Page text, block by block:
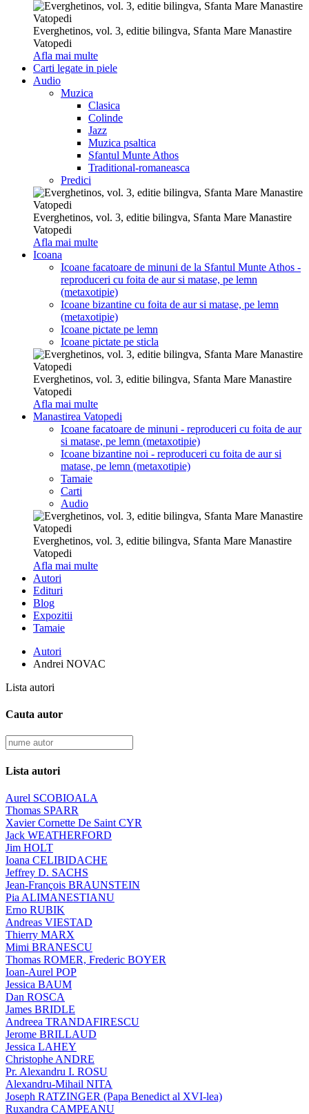
Everghetinos, vol. 3, editie bilingva, Sfanta Mare Manastire
Vatopedi
Afla mai multe
Carti legate in piele
Audio
Muzica
Clasica
Colinde
Jazz
Muzica psaltica
Sfantul Munte Athos
Traditional-romaneasca
Predici
Everghetinos, vol. 3, editie bilingva, Sfanta Mare Manastire
Vatopedi
Afla mai multe
Icoana
Icoane facatoare de minuni de la Sfantul Munte Athos -
reproduceri cu foita de aur si matase, pe lemn
(metaxotipie)
Icoane bizantine cu foita de aur si matase, pe lemn
(metaxotipie)
Icoane pictate pe lemn
Icoane pictate pe sticla
Everghetinos, vol. 3, editie bilingva, Sfanta Mare Manastire
Vatopedi
Afla mai multe
Manastirea Vatopedi
Icoane facatoare de minuni - reproduceri cu foita de aur
si matase, pe lemn (metaxotipie)
Icoane bizantine noi - reproduceri cu foita de aur si
matase, pe lemn (metaxotipie)
Tamaie
Carti
Audio
Everghetinos, vol. 3, editie bilingva, Sfanta Mare Manastire
Vatopedi
Afla mai multe
Autori
Edituri
Blog
Expozitii
Tamaie
Autori
Andrei NOVAC
Lista autori
Cauta autor
Lista autori
Aurel SCOBIOALA
Thomas SPARR
Xavier Cornette De Saint CYR
Jack WEATHERFORD
Jim HOLT
Ioana CELIBIDACHE
Jeffrey D. SACHS
Jean-François BRAUNSTEIN
Pia ALIMANESTIANU
Erno RUBIK
Andreas VIESTAD
Thierry MARX
Mimi BRANESCU
Thomas ROMER, Frederic BOYER
Ioan-Aurel POP
Jessica BAUM
Dan ROSCA
James BRIDLE
Andreea TRANDAFIRESCU
Jerome BRILLAUD
Jessica LAHEY
Christophe ANDRE
Pr. Alexandru I. ROSU
Alexandru-Mihail NITA
Joseph RATZINGER (Papa Benedict al XVI-lea)
Ruxandra CAMPEANU